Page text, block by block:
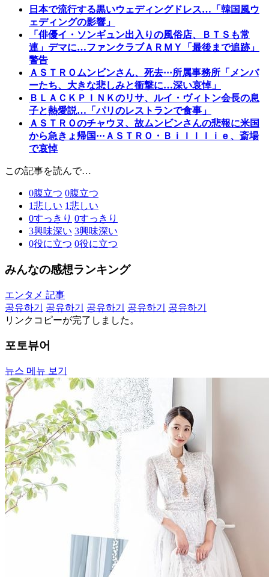
日本で流行する黒いウェディングドレス…「韓国風ウ
ェディングの影響」
「俳優イ・ソンギュン出入りの風俗店、ＢＴＳも常
連」デマに…ファンクラブＡＲＭＹ「最後まで追跡」
警告
ＡＳＴＲＯムンビンさん、死去···所属事務所「メンバ
ーたち、大きな悲しみと衝撃に…深い哀悼」
ＢＬＡＣＫＰＩＮＫのリサ、ルイ・ヴィトン会長の息
子と熱愛説…「パリのレストランで食事」
ＡＳＴＲＯのチャウヌ、故ムンビンさんの悲報に米国
から急きょ帰国···ＡＳＴＲＯ・Ｂｉｌｌｌｉｅ、斎場
で哀悼
この記事を読んで…
0腹立つ 0腹立つ
1悲しい 1悲しい
0すっきり 0すっきり
3興味深い 3興味深い
0役に立つ 0役に立つ
みんなの感想ランキング
エンタメ 記事
공유하기
공유하기 공유하기 공유하기
공유하기
リンクコピーが完了しました。
포토뷰어
뉴스 메뉴 보기